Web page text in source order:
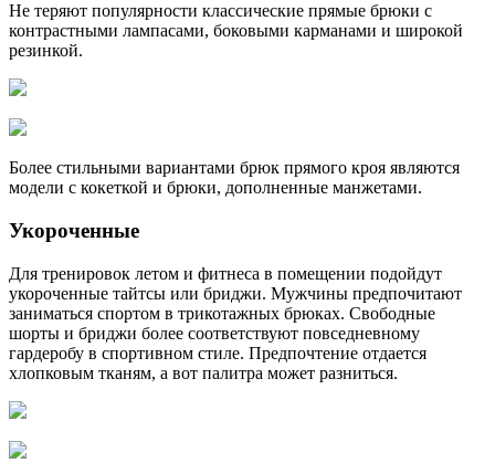
Не теряют популярности классические прямые брюки с
контрастными лампасами, боковыми карманами и широкой
резинкой.
Более стильными вариантами брюк прямого кроя являются
модели с кокеткой и брюки, дополненные манжетами.
Укороченные
Для тренировок летом и фитнеса в помещении подойдут
укороченные тайтсы или бриджи. Мужчины предпочитают
заниматься спортом в трикотажных брюках. Свободные
шорты и бриджи более соответствуют повседневному
гардеробу в спортивном стиле. Предпочтение отдается
хлопковым тканям, а вот палитра может разниться.